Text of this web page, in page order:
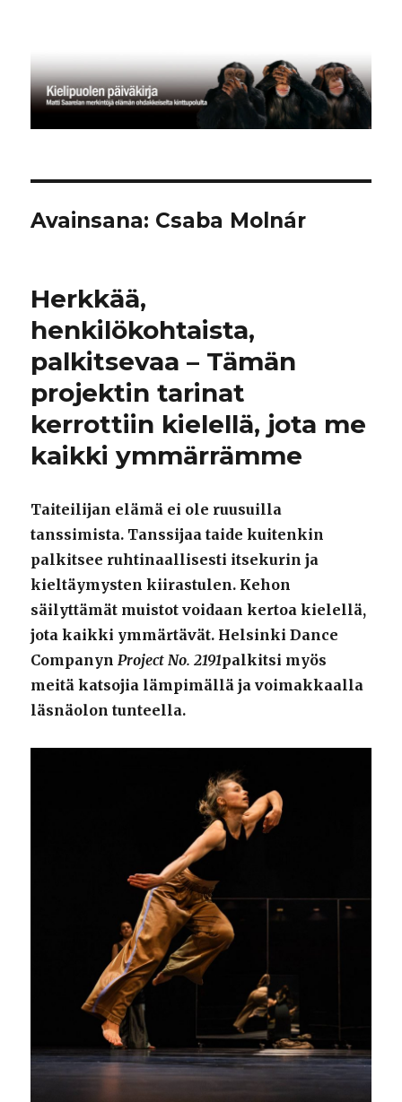
Avainsana: Csaba Molnár
Herkkää,
henkilökohtaista,
palkitsevaa – Tämän
projektin tarinat
kerrottiin kielellä, jota me
kaikki ymmärrämme
Taiteilijan elämä ei ole ruusuilla
tanssimista. Tanssijaa taide kuitenkin
palkitsee ruhtinaallisesti itsekurin ja
kieltäymysten kiirastulen. Kehon
säilyttämät muistot voidaan kertoa kielellä,
jota kaikki ymmärtävät. Helsinki Dance
CompanynProject No. 2191palkitsi myös
meitä katsojia lämpimällä ja voimakkaalla
läsnäolon tunteella.